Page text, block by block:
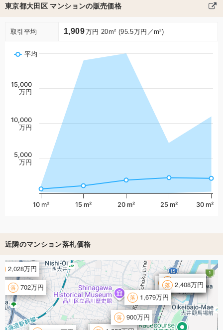
東京都大田区 マンションの販売価格
取引平均 1,909万円 20m² (95.5万円／m²)
平均
10 m² 15 m² 20 m² 25 m² 30 m²
5,000
万円
10,000
万円
15,000
万円
近隣のマンション落札価格
2,903万円
2,803万円
2,714万円
2,700万円
2,408万円
2,028万円
1,679万円
900万円
702万円